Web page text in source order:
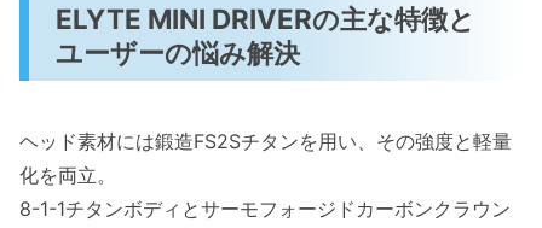
ELYTE MINI DRIVERの主な特徴と
ユーザーの悩み解決
ヘッド素材には鍛造FS2Sチタンを用い、その強度と軽量
化を両立。
8-1-1チタンボディとサーモフォージドカーボンクラウン